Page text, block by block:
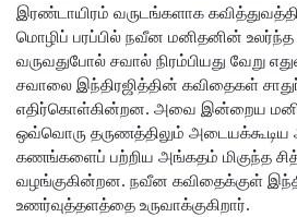
was:
₹50.00.
is:
₹45.00.
இரண்டாயிரம் வருடங்களாக
மொழிப் பரப்பில் நவீன மனிதனின்
வருவதுபோல் சவால் நிரம்பியது வேறு
சவாலை இந்திரஜித்தின் கவிதைகள்
எதிர்கொள்கின்றன. அவை இன்றைய
ஒவ்வொரு தருணத்திலும்
கணங்களைப் பற்றிய அங்கதம் மிகுந்த
வழங்குகின்றன. நவீன கவிதைக்குள்
உணர்வுத்தளத்தை உருவாக்குகிறார்.